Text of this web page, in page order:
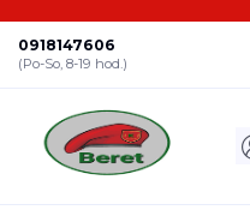
0918147606
(Po-So, 8-19 hod.)